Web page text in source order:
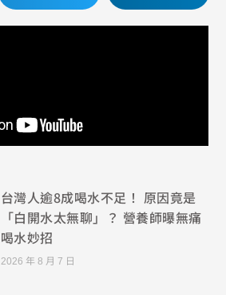
台灣人逾8成喝水不足！ 原因竟是
「白開水太無聊」？ 營養師曝無痛
喝水妙招
2026 年 8 月 7 日